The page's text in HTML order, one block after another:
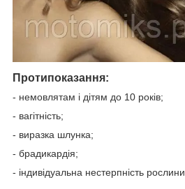
Протипоказання:
- немовлятам і дітям до 10 років;
- вагітність;
- виразка шлунка;
- брадикардія;
- індивідуальна нестерпність рослини.